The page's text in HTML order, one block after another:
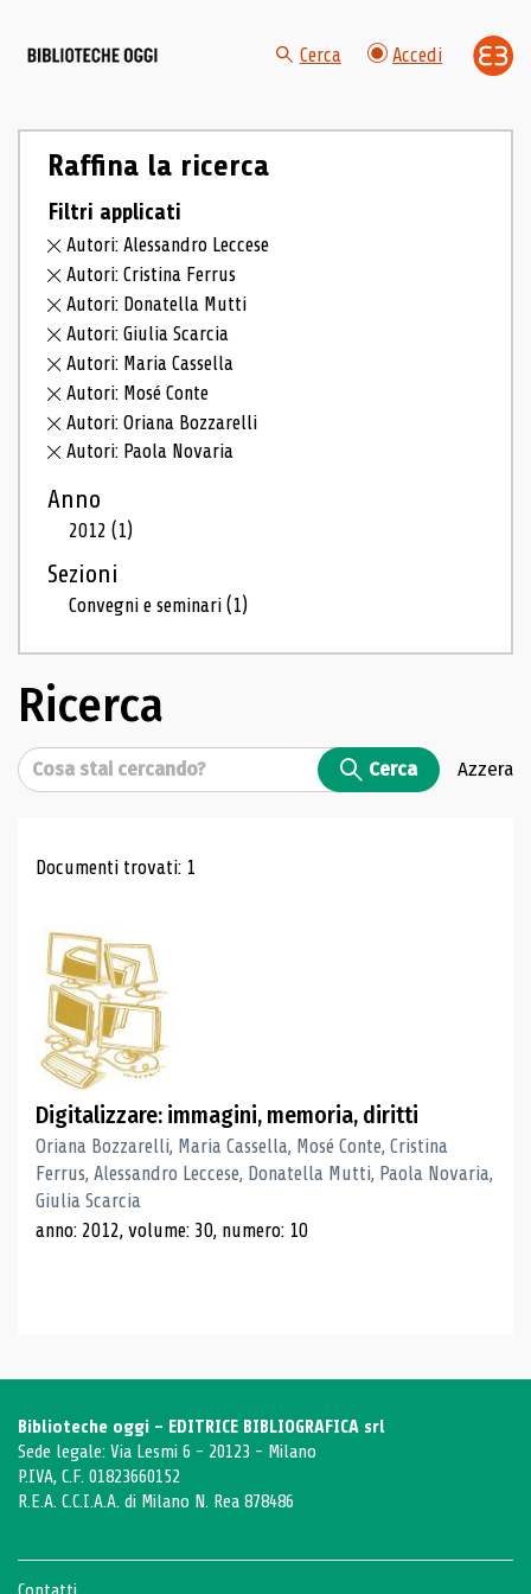
Cerca Accedi
Raffina la ricerca
Filtri applicati
Autori: Alessandro Leccese
Autori: Cristina Ferrus
Autori: Donatella Mutti
Autori: Giulia Scarcia
Autori: Maria Cassella
Autori: Mosé Conte
Autori: Oriana Bozzarelli
Autori: Paola Novaria
Anno
2012(1)
Sezioni
Convegni e seminari(1)
Ricerca
Cerca Cerca Azzera
Risultati di ricerca
Documenti trovati: 1
Digitalizzare: immagini, memoria, diritti
Oriana Bozzarelli, Maria Cassella, Mosé Conte, Cristina
Ferrus, Alessandro Leccese, Donatella Mutti, Paola Novaria,
Giulia Scarcia
anno: 2012, volume: 30, numero: 10
Biblioteche oggi - EDITRICE BIBLIOGRAFICA srl
Sede legale: Via Lesmi 6 - 20123 - Milano
P.IVA, C.F. 01823660152
R.E.A. C.C.I.A.A. di Milano N. Rea 878486